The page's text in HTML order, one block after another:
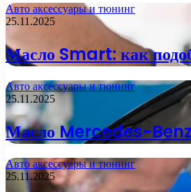
Авто аксессуары и тюнинг
25.11.2025
Масло Smart: как
Авто аксессуары и тюнинг
25.11.2025
Масло Mercedes-Benz:
Авто аксессуары и тюнинг
25.11.2025